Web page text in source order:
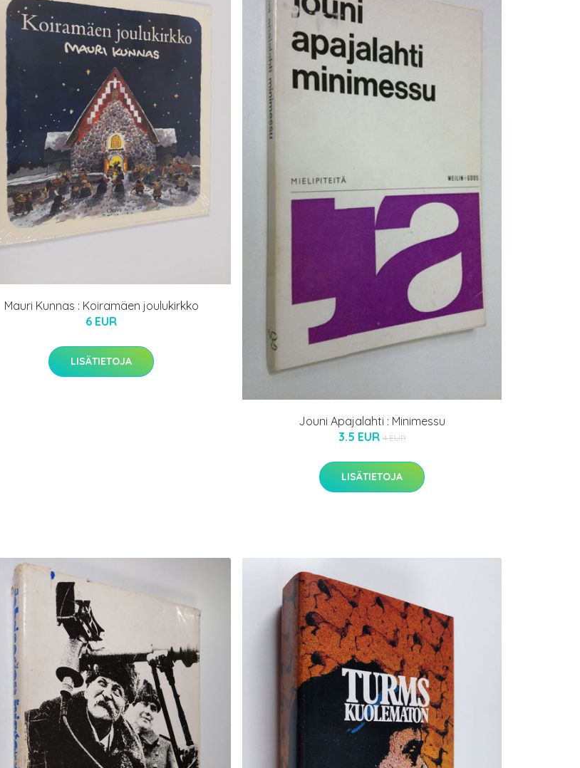
Mauri Kunnas : Koiramäen joulukirkko
6 EUR
LISÄTIETOJA
Jouni Apajalahti : Minimessu
3.5 EUR 4 EUR
LISÄTIETOJA